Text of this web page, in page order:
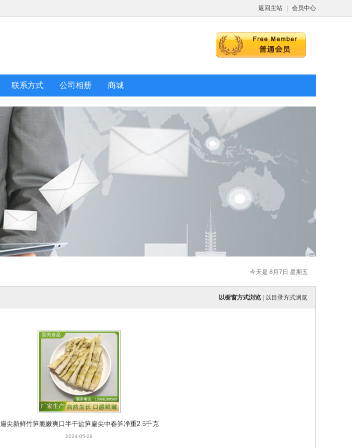
返回主站 会员中心
联系方式 公司相册 商城
今天是 8月7日 星期五
以橱窗方式浏览 以目录方式浏览
扁尖新鲜竹笋脆嫩爽口半干盐笋扁尖中春笋净重2.5千克
2024-05-29